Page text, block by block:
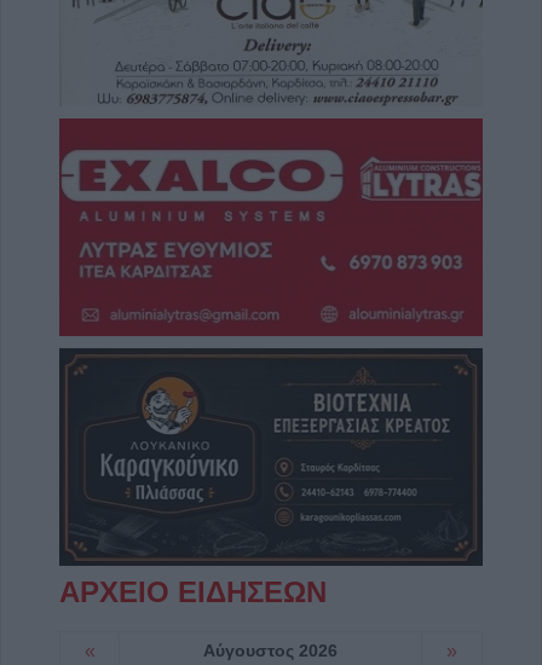
ΑΡΧΕΙΟ ΕΙΔΗΣΕΩΝ
« Αύγουστος 2026 »